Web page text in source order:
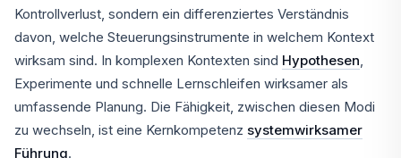
Kontrollverlust, sondern ein differenziertes Verständnis
davon, welche Steuerungsinstrumente in welchem Kontext
wirksam sind. In komplexen Kontexten sind Hypothesen
Experimente und schnelle Lernschleifen wirksamer als
umfassende Planung. Die Fähigkeit, zwischen diesen Modi
zu wechseln, ist eine Kernkompetenz systemwirksamer
Führung.